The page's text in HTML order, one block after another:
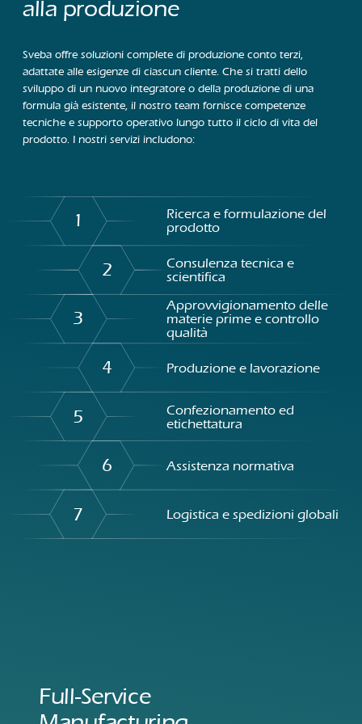
alla produzione
Sveba offre soluzioni complete di produzione conto terzi,
adattate alle esigenze di ciascun cliente. Che si tratti dello
sviluppo di un nuovo integratore o della produzione di una
formula già esistente, il nostro team fornisce competenze
tecniche e supporto operativo lungo tutto il ciclo di vita del
prodotto. I nostri servizi includono:
1
2
3
4
5
6
7
Ricerca e formulazione del
prodotto
Consulenza tecnica e
scientifica
Approvvigionamento delle
materie prime e controllo
qualità
Produzione e lavorazione
Confezionamento ed
etichettatura
Assistenza normativa
Logistica e spedizioni globali
Full-Service